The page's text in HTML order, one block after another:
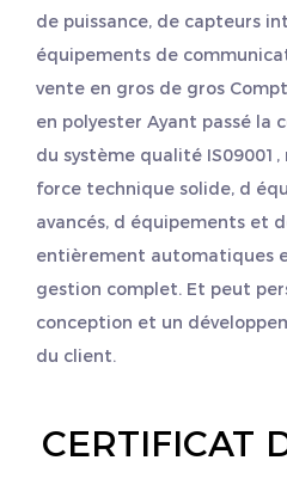
de puissance, de capteurs
équipements de
vente en gros de gros
en polyester Ayant passé la
du système qualité IS09001,
force technique solide, d
avancés, d équipements et
entièrement automatiques
gestion complet. Et peut
conception et un
du client.
CERTIFICAT